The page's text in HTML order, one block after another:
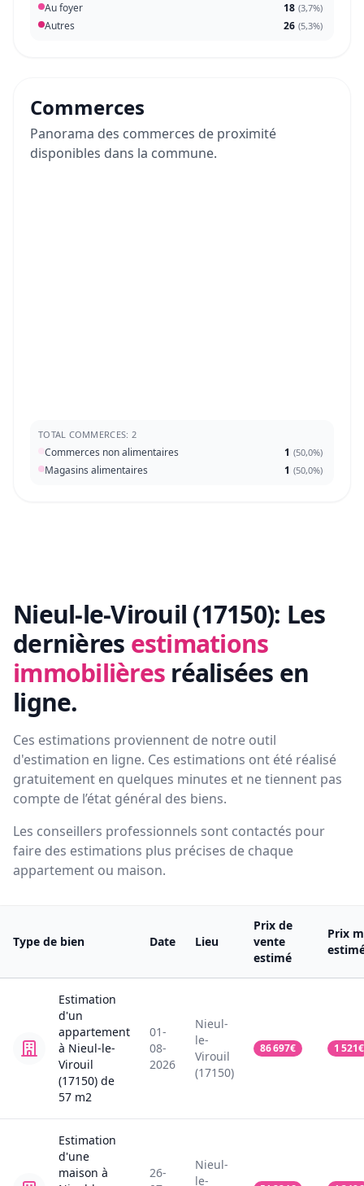
Au foyer 18 (3,7%)
Autres 26 (5,3%)
Commerces
Panorama des commerces de proximité
disponibles dans la commune.
TOTAL COMMERCES: 2
Commerces non alimentaires 1 (50,0%)
Magasins alimentaires 1 (50,0%)
Nieul-le-Virouil (17150): Les
dernières estimations
immobilières réalisées en
ligne.
Ces estimations proviennent de notre outil
d'estimation en ligne. Ces estimations ont été réalisé
gratuitement en quelques minutes et ne tiennent pas
compte de l’état général des biens.
Les conseillers professionnels sont contactés pour
faire des estimations plus précises de chaque
appartement ou maison.
Type de bien Date Lieu
Prix de
vente
estimé
Prix
Estimation
d'un
appartement
à Nieul-le-
Virouil
(17150) de
57 m2
01-
08-
2026
Nieul-
le-
Virouil
(17150)
86 697€ 1 521€
Estimation
d'une
maison à
26-
Nieul-
le-